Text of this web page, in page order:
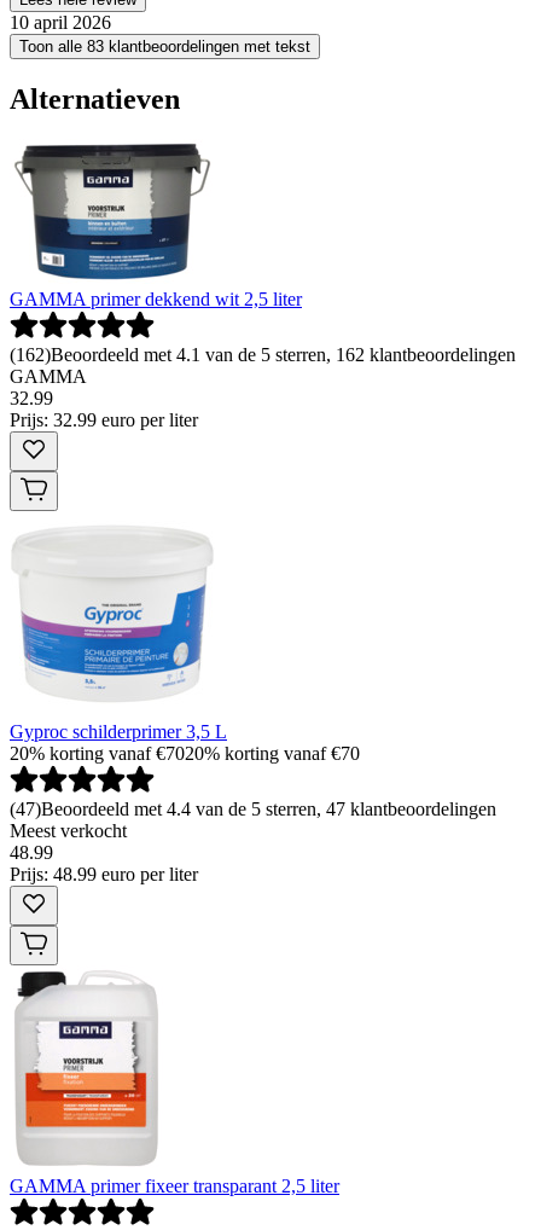
10 april 2026
Toon alle 83 klantbeoordelingen met tekst
Alternatieven
GAMMA primer dekkend wit 2,5 liter
(162)Beoordeeld met 4.1 van de 5 sterren, 162 klantbeoordelingen
GAMMA
32.99
Prijs: 32.99 euro per liter
Gyproc schilderprimer 3,5 L
20% korting vanaf €7020% korting vanaf €70
(47)Beoordeeld met 4.4 van de 5 sterren, 47 klantbeoordelingen
Meest verkocht
48.99
Prijs: 48.99 euro per liter
GAMMA primer fixeer transparant 2,5 liter